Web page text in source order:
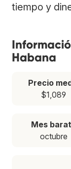
tiempo y
Habana
Precio
$1,089
Mes
octubre